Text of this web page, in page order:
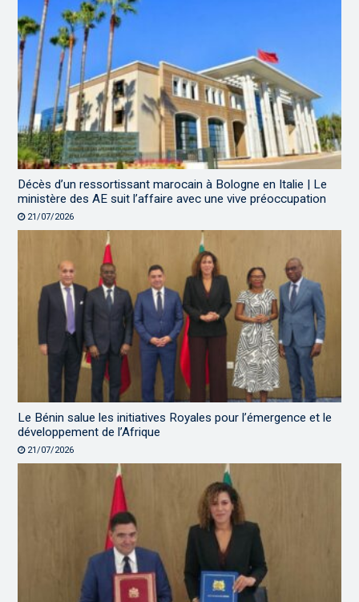
Décès d’un ressortissant marocain à Bologne en Italie | Le
ministère des AE suit l’affaire avec une vive préoccupation
21/07/2026
Le Bénin salue les initiatives Royales pour l’émergence et le
développement de l’Afrique
21/07/2026